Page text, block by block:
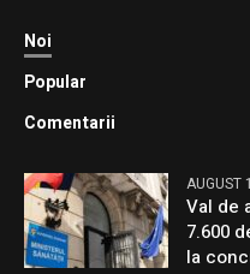
Noi
Popular
Comentarii
AUGUST
Val de
7.600
la